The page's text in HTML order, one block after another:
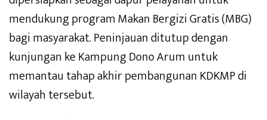
mendukung program Makan Bergizi Gratis (MBG)
bagi masyarakat. Peninjauan ditutup dengan
kunjungan ke Kampung Dono Arum untuk
memantau tahap akhir pembangunan KDKMP di
wilayah tersebut.